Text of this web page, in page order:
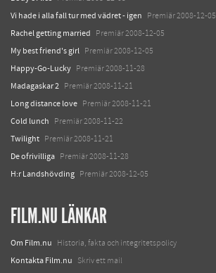
Vi hade i alla fall tur med vädret - igen Premiär 2008-12-05
Rachel getting married Premiär 2008-12-05
My best friend's girl Premiär 2008-12-05
Happy-Go-Lucky Premiär 2008-11-28
Madagaskar 2 Premiär 2008-11-21
Long distance love Premiär 2008-11-21
Cold lunch Premiär 2008-11-22
Twilight Premiär 2008-11-21
De ofrivilliga Premiär 2008-11-28
H:r Landshövding Premiär 2008-12-05
FILM.NU LÄNKAR
Om Film.nu Historia, fakta och integritetspolicy
Kontakta Film.nu Skriv ett mail